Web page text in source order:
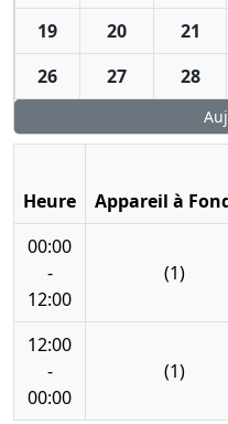
19
20 21
26
27 28
Heure Appareil à
00:00
-
12:00
(1)
12:00
-
00:00
(1)